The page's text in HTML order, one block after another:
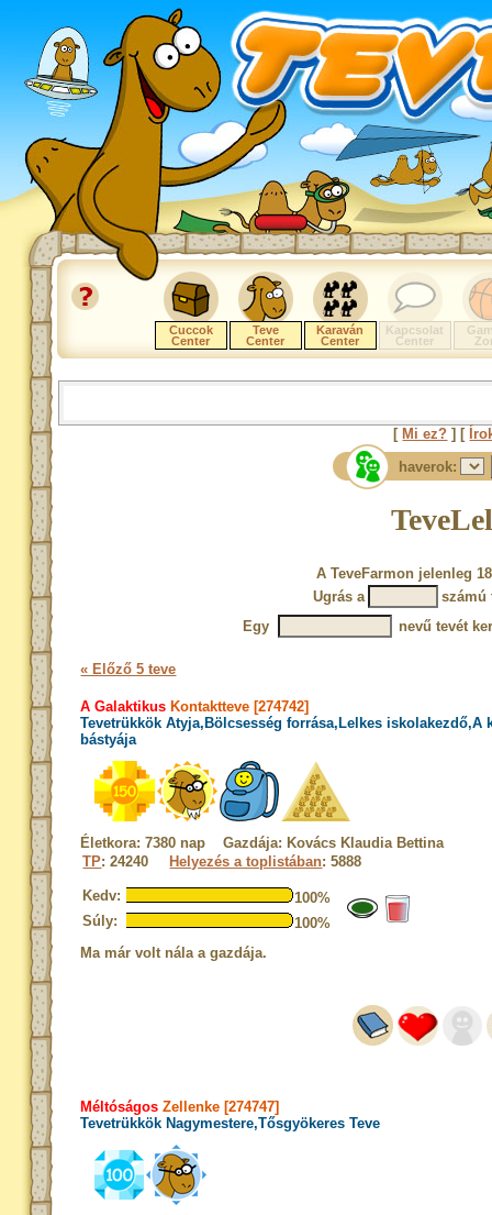
Cuccok
Center
Teve
Center
Karaván
Center
Kapcsolat
Center
[ Mi ez? ] [
haverok:
A TeveFarmon jelenleg
Ugrás a
számú
Egy
nevű tevét
« Előző 5 teve
A Galaktikus Kontaktteve [274742]
Tevetrükkök Atyja,Bölcsesség forrása,Lelkes iskolakezdő,A
bástyája
Életkora: 7380 nap Gazdája: Kovács Klaudia Bettina
TP: 24240 Helyezés a toplistában: 5888
Kedv:
100%
Súly:
100%
Ma már volt nála a gazdája.
Méltóságos Zellenke [274747]
Tevetrükkök Nagymestere,Tősgyökeres Teve